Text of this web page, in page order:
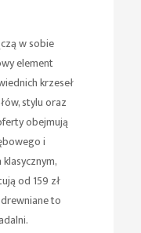
w sobie
element
krzeseł
stylu oraz
obejmują
i
od 159 zł
to